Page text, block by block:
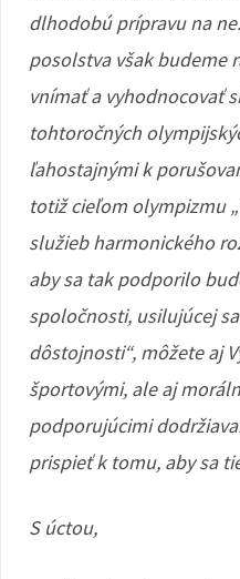
dlhodobú prípravu na
posolstva však budeme
vnímať a vyhodnocovať
tohtoročných
ľahostajnými k
totiž cieľom olympizmu
služieb harmonického
aby sa tak podporilo
spoločnosti, usilujúcej
dôstojnosti“, môžete aj
športovými, ale aj
podporujúcimi
prispieť k tomu, aby sa
S úctou,